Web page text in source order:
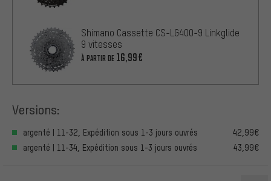
Shimano Cassette CS-LG400-9 Linkglide
9 vitesses
À PARTIR DE 16,99€
Versions:
argenté | 11-32, Expédition sous 1-3 jours ouvrés
42,99€
argenté | 11-34, Expédition sous 1-3 jours ouvrés
43,99€